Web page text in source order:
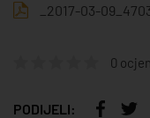
_2017-03-
0
PODIJELI: